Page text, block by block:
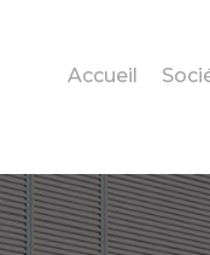
Accueil